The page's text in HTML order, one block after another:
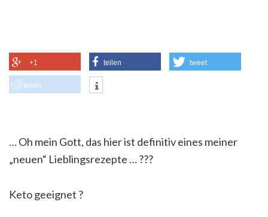
+1 teilen tweet
teilen
… Oh mein Gott, das hier ist definitiv eines meiner
„neuen“ Lieblingsrezepte …???
Keto geeignet ?